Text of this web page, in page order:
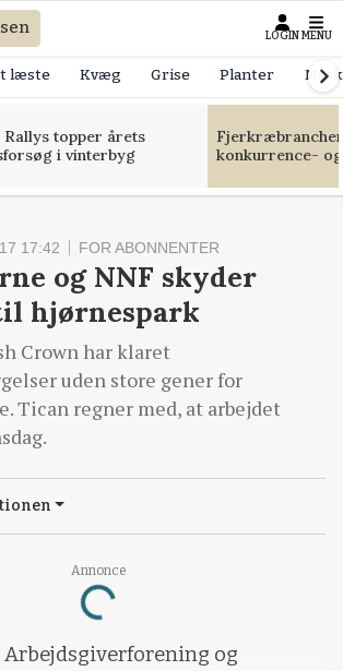
LOGIN MENU
læste Kvæg Grise Planter
Rallys topper årets
i vinterbyg
konkurrence-
Annonce
Loading...
17:42 FOR ABONNENTER
og NNF skyder
hjørnespark
Crown har klaret
uden store gener for
Tican regner med, at arbejdet
og